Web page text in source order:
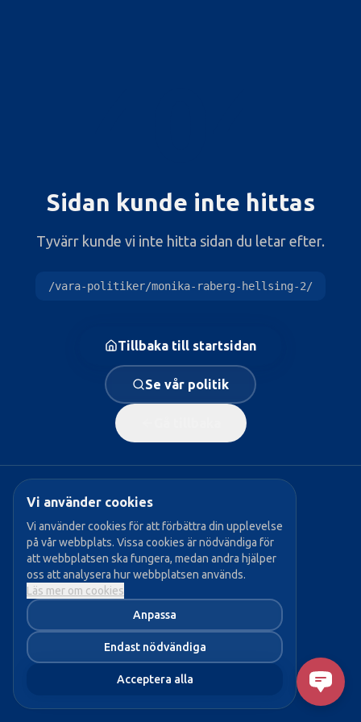
Vi använder cookies
Vi använder cookies för att förbättra din upplevelse
på vår webbplats. Vissa cookies är nödvändiga för
att webbplatsen ska fungera, medan andra hjälper
oss att analysera hur webbplatsen används.
Läs mer om cookies
Anpassa
Endast nödvändiga
Acceptera alla
Sidan kunde inte hittas
Tyvärr kunde vi inte hitta sidan du letar efter.
/vara-politiker/monika-raberg-hellsing-2/
Tillbaka till startsidan
Se vår politik
→ Vår politik
→ Våra politiker
→ Bli medlem